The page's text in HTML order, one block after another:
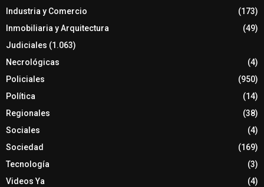
Industria y Comercio
(173)
Inmobiliaria y Arquitectura
(49)
Judiciales (1.063)
Necrológicas
(4)
Policiales
(950)
Política
(14)
Regionales
(38)
Sociales
(4)
Sociedad
(169)
Tecnología
(3)
Videos Ya
(4)